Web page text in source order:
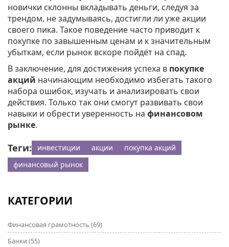
новички склонны вкладывать деньги, следуя за
трендом, не задумываясь, достигли ли уже акции
своего пика. Такое поведение часто приводит к
покупке по завышенным ценам и к значительным
убыткам, если рынок вскоре пойдёт на спад.
В заключение, для достижения успеха в покупке
акций начинающим необходимо избегать такого
набора ошибок, изучать и анализировать свои
действия. Только так они смогут развивать свои
навыки и обрести уверенность на финансовом
рынке.
Теги: инвестиции акции
покупка акций
финансовый рынок
КАТЕГОРИИ
Финансовая грамотность (69)
Банки (55)